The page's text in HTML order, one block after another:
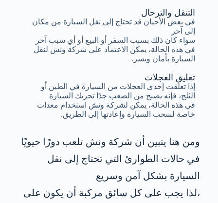
تعليق العجلات
إذا تعلقت إحدى العجلات من السيارة في الطين أو
الثلج، فإنه يصبح من الصعب جدًا تحريك السيارة
في هذه الحالة، يمكن لشركة ونش استخدام معدات
خاصة لسحب السيارة وإعادتها إلى الطريق.
التنقل والترحال
في بعض الأحيان قد تحتاج إلى نقل السيارة من مكان
إلى آخر
سواء كان ذلك بسبب السفر أو البيع أو أي سبب آخر
في هذه الحالة، يمكن الاعتماد على شركة ونش لنقل
السيارة بأمان ويسر.
ومن هنا يتبين أن شركة ونش تلعب دورًا حيويًا
في حالات الطوارئ التي تحتاج إلى نقل
السيارة بشكل آمن وسريع
،لذا يجب على كل سائق مركبة أن يكون على